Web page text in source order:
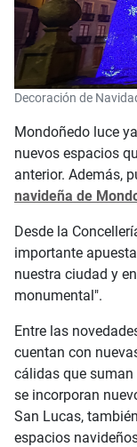
Decoración de
Mondoñedo luce
nuevos espacios
anterior. Además,
navideña de
Desde la
importante
nuestra ciudad y
monumental".
Entre las
cuentan con
cálidas que
se incorporan
San Lucas,
espacios